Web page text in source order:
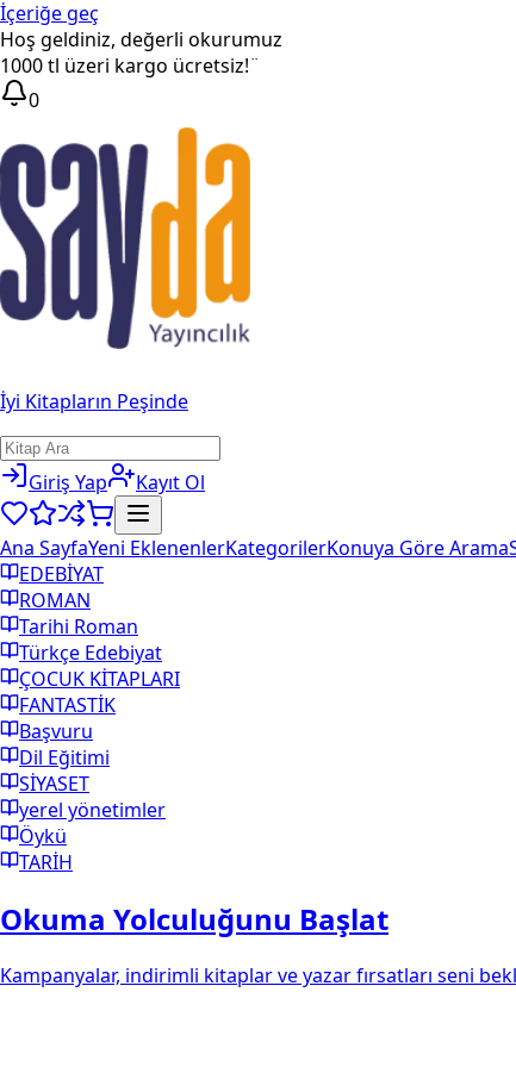
İçeriğe geç
Hoş geldiniz, değerli okurumuz
1000 tl üzeri kargo ücretsiz!¨
0
İyi Kitapların Peşinde
Giriş Yap Kayıt Ol
Ana SayfaYeni EklenenlerKategorilerKonuya Göre Arama
EDEBİYAT
ROMAN
Tarihi Roman
Türkçe Edebiyat
ÇOCUK KİTAPLARI
FANTASTİK
Başvuru
Dil Eğitimi
SİYASET
yerel yönetimler
Öykü
TARİH
Okuma Yolculuğunu Başlat
Kampanyalar, indirimli kitaplar ve yazar fırsatları seni